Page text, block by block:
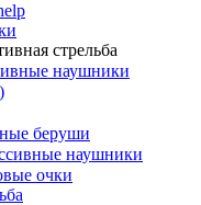
стрельба
наушники
беруши
наушники
очки